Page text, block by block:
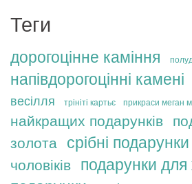
Теги
дорогоцінне каміння
напівдорогоцінні камені
весілля трініті картьє прикраси меган
найкращих подарунків
золота срібні подарунки
чоловіків подарунки для